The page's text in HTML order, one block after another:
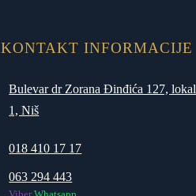
KONTAKT INFORMACIJE
Bulevar dr Zorana Đinđića 127, lokal
1, Niš
018 410 17 17
063 294 443